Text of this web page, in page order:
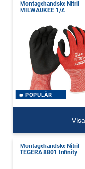
Montagehandske Nitril
MILWAUKEE 1/A
POPULÄR
Visa
Montagehandske Nitril
TEGERA 8801 Infinity